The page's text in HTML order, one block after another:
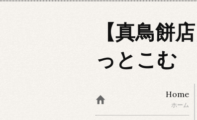
【真鳥餅
っとこむ
Home
ホーム